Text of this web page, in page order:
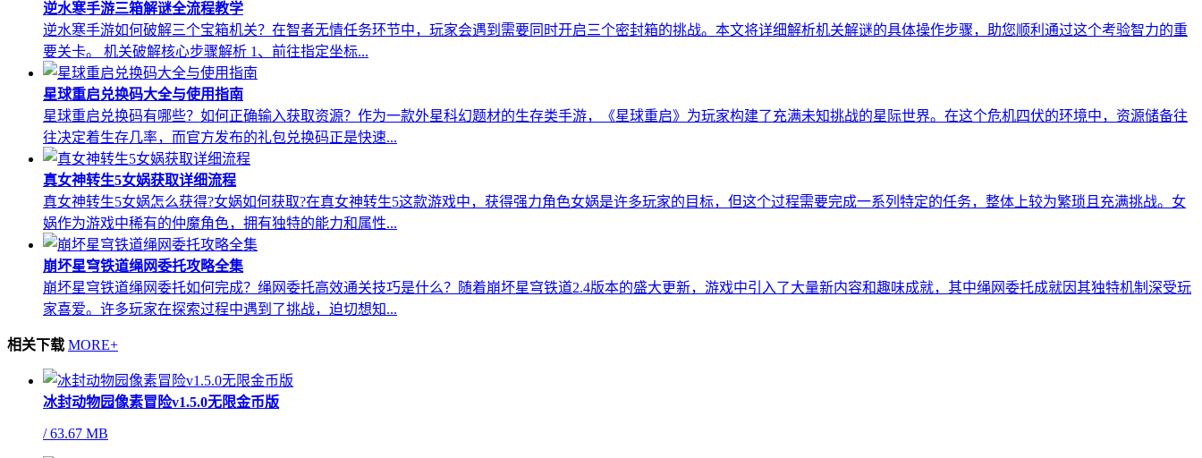
逆水寒手游三箱解谜全流程教学
逆水寒手游如何破解三个宝箱机关？在智者无情任务环节中，玩家会遇到需要同时开启三个密封箱的挑战。本文将详细解析机关解谜的具体操作步骤，助您顺利通过这个考验智力的重
要关卡。 机关破解核心步骤解析 1、前往指定坐标...
星球重启兑换码大全与使用指南
星球重启兑换码有哪些？如何正确输入获取资源？作为一款外星科幻题材的生存类手游，《星球重启》为玩家构建了充满未知挑战的星际世界。在这个危机四伏的环境中，资源储备往
往决定着生存几率，而官方发布的礼包兑换码正是快速...
真女神转生5女娲获取详细流程
真女神转生5女娲怎么获得?女娲如何获取?在真女神转生5这款游戏中，获得强力角色女娲是许多玩家的目标，但这个过程需要完成一系列特定的任务，整体上较为繁琐且充满挑战。女
娲作为游戏中稀有的仲魔角色，拥有独特的能力和属性...
崩坏星穹铁道绳网委托攻略全集
崩坏星穹铁道绳网委托如何完成？绳网委托高效通关技巧是什么？随着崩坏星穹铁道2.4版本的盛大更新，游戏中引入了大量新内容和趣味成就，其中绳网委托成就因其独特机制深受玩
家喜爱。许多玩家在探索过程中遇到了挑战，迫切想知...
相关下载 MORE+
冰封动物园像素冒险v1.5.0无限金币版
/63.67 MB